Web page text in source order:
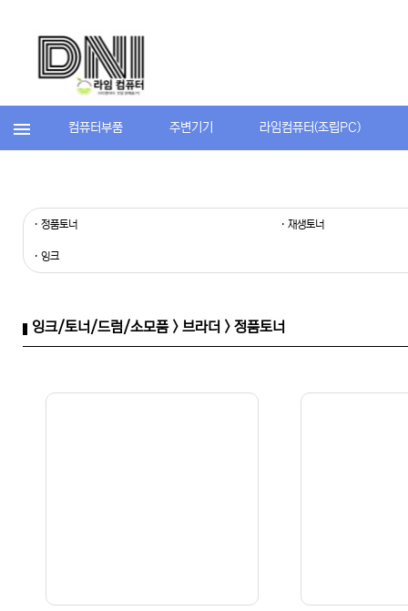
컴퓨터부품 주변기기 라임컴퓨터(조립PC)
· 정품토너 · 재생토너
· 잉크
잉크/토너/드럼/소모품 > 브라더 > 정품토너